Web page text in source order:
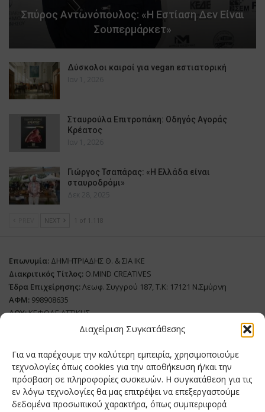
Διαχείριση Συγκατάθεσης
Για να παρέχουμε την καλύτερη εμπειρία, χρησιμοποιούμε
τεχνολογίες όπως cookies για την αποθήκευση ή/και την
πρόσβαση σε πληροφορίες συσκευών. Η συγκατάθεση για τις
εν λόγω τεχνολογίες θα μας επιτρέψει να επεξεργαστούμε
δεδομένα προσωπικού χαρακτήρα, όπως συμπεριφορά
Σπύρος Αντωνόπουλος: «Η Εστίαση Δεν Είναι
Σουπερμάρκετ»
Δύσκολοι καιροί για vegan εστιατορική
Ιαν 1, 2026
Σταυρούλα Επιτροπάκη: Οδηγός Αγοράς
Κρέατος
Ιαν 1, 2026
Γιώργος Τσαπάρας: «Η Ελλάδα είναι
σταυροδρόμι»
Δεκ 28, 2025
NEXT 1 of 1.118
Επωνυμία: ΔΗΜΗΤΡΙΑΔΗΣ Θ. & ΣΙΑ ΙΚΕ
Διακριτικός Τίτλος: O.MIND CREATIVES
Έδρα Επιχείρησης:Λεωφ. Συγγρού 187, Τ.Κ: 17121 Ν.Σμύρνη
ΑΦΜ: 998908635
ΔΟΥ:ΚΕΦΟΔΕ ΑΤΤΙΚΗΣ
Όνομα Ιδιοκτήτη και Νόμιμο Πρόσωπο: Θεόδωρος Δημητριάδης
Διευθυντής Σύνταξης:Ευθυμιάτου Μαίρη
Domain:grillmagazine.gr
Δικαιούχος Domain:Θεόδωρος Δημητριάδης
Διευθυντής:Θεόδωρος Δημητριάδης
Διαχειριστής:Θεόδωρος Δημητριάδης